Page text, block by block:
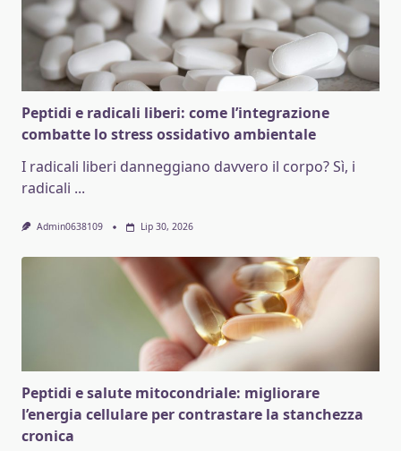
Peptidi e radicali liberi: come l’integrazione
combatte lo stress ossidativo ambientale
I radicali liberi danneggiano davvero il corpo? Sì, i
radicali ...
Admin0638109 Lip 30, 2026
Peptidi e salute mitocondriale: migliorare
l’energia cellulare per contrastare la stanchezza
cronica